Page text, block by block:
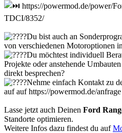
https://powermod.de/power/
TDCI/8352/
Du bist auch an
von verschiedenen Motoroptionen
Du möchtest individuell
Projekte oder anstehende
direkt besprechen?
Nehme einfach Kontakt zu
auf auf https://powermod.de/anfrage
Lasse jetzt auch Deinen Ford
Standorte optimieren.
Weitere Infos dazu findest du auf